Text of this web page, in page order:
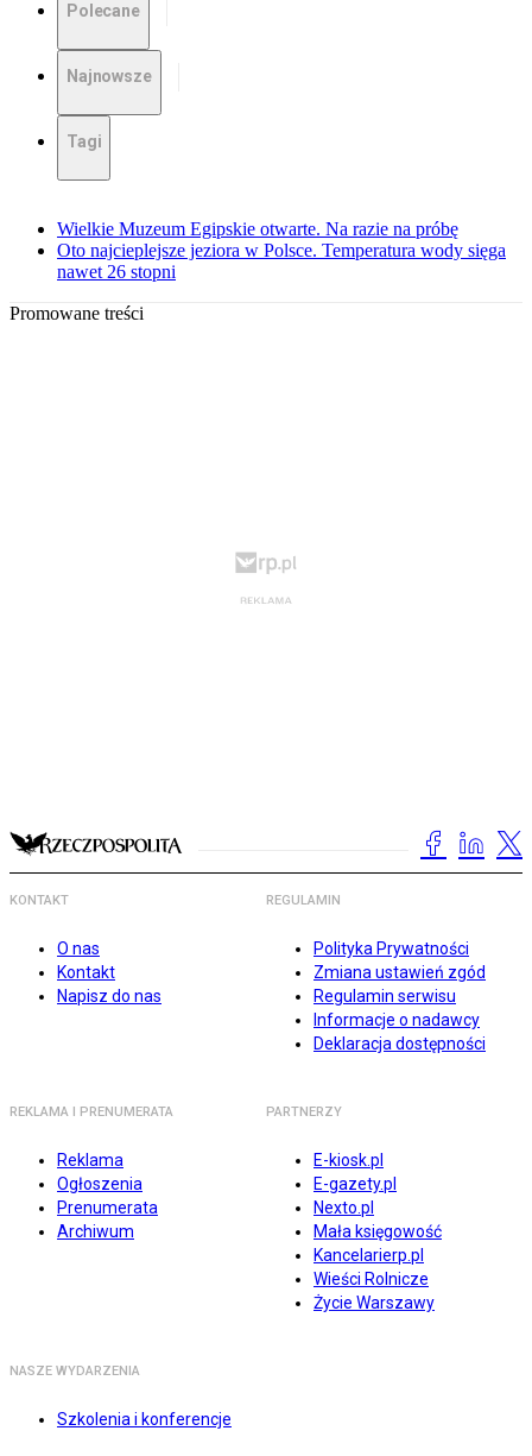
Polecane
Najnowsze
Tagi
Wielkie Muzeum Egipskie otwarte. Na razie na próbę
Oto najcieplejsze jeziora w Polsce. Temperatura wody sięga
nawet 26 stopni
Promowane treści
KONTAKT
O nas
Kontakt
Napisz do nas
REGULAMIN
Polityka Prywatności
Zmiana ustawień zgód
Regulamin serwisu
Informacje o nadawcy
Deklaracja dostępności
REKLAMA I PRENUMERATA
Reklama
Ogłoszenia
Prenumerata
Archiwum
PARTNERZY
E-kiosk.pl
E-gazety.pl
Nexto.pl
Mała księgowość
Kancelarierp.pl
Wieści Rolnicze
Życie Warszawy
NASZE WYDARZENIA
Szkolenia i konferencje